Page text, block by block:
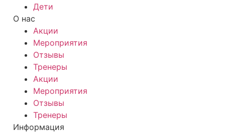
Дети
О нас
Акции
Мероприятия
Отзывы
Тренеры
Акции
Мероприятия
Отзывы
Тренеры
Информация